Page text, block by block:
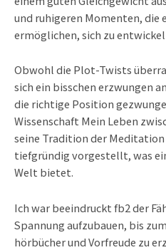
und ruhigeren Momenten, die
ermöglichen, sich zu
Obwohl die Plot-Twists
sich ein bisschen erzwungen
die richtige Position
Wissenschaft Mein Leben
seine Tradition der Meditation
tiefgründig vorgestellt, was
Welt bietet.
Ich war beeindruckt fb2 der
Spannung aufzubauen, bis
hörbücher und Vorfreude zu